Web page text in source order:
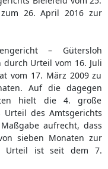
26. April 2016 zur
– Gütersloh
Urteil vom 16. Juli
vom 17. März 2009 zu
Auf die dagegen
hielt die 4. große
Urteil des Amtsgerichts
aufrecht, dass
sieben Monaten zur
Urteil ist seit dem 7.